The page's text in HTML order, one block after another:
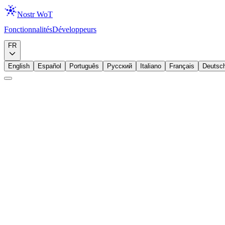
Nostr WoT
FonctionnalitésDéveloppeurs
FR
English Español Português Русский Italiano Français